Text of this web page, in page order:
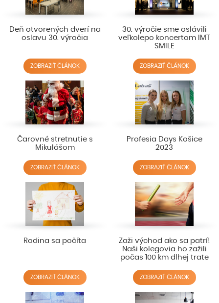
Deň otvorených dverí na
oslavu 30. výročia
ZOBRAZIŤ ČLÁNOK
30. výročie sme oslávili
veľkolepo koncertom IMT
SMILE
ZOBRAZIŤ ČLÁNOK
Čarovné stretnutie s
Mikulášom
ZOBRAZIŤ ČLÁNOK
Profesia Days Košice
2023
ZOBRAZIŤ ČLÁNOK
Rodina sa počíta
ZOBRAZIŤ ČLÁNOK
Zaži východ ako sa patrí!
Naši kolegovia ho zažili
počas 100 km dlhej trate
ZOBRAZIŤ ČLÁNOK